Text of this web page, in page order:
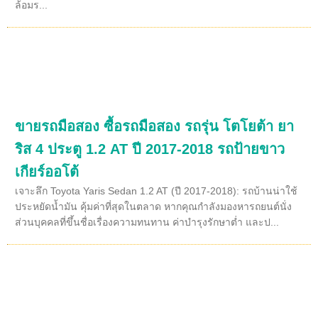
ล้อมร...
ขายรถมือสอง ซื้อรถมือสอง รถรุ่น โตโยต้า ยา
ริส 4 ประตู 1.2 AT ปี 2017-2018 รถป้ายขาว
เกียร์ออโต้
เจาะลึก Toyota Yaris Sedan 1.2 AT (ปี 2017-2018): รถบ้านน่าใช้
ประหยัดน้ำมัน คุ้มค่าที่สุดในตลาด หากคุณกำลังมองหารถยนต์นั่ง
ส่วนบุคคลที่ขึ้นชื่อเรื่องความทนทาน ค่าบำรุงรักษาต่ำ และป...